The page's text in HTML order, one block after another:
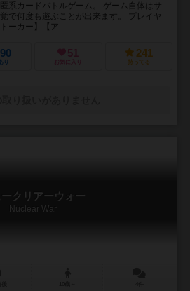
系カードバトルゲーム。 ゲーム自体はサ
で何度も遊ぶことが出来ます。 プレイヤ
ーカー】【ア...
り
51
お気に入り
241
持ってる
ークリアーウォー
Nuclear War